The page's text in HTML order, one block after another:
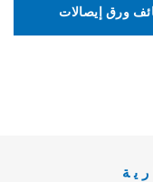
ورق إيصالات